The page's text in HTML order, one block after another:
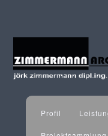
Profil